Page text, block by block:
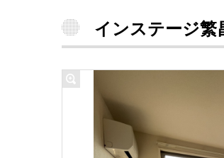
インステージ